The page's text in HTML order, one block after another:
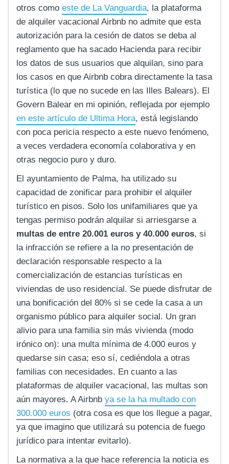
otros como este de La Vanguardia, la plataforma
de alquiler vacacional Airbnb no admite que esta
autorización para la cesión de datos se deba al
reglamento que ha sacado Hacienda para recibir
los datos de sus usuarios que alquilan, sino para
los casos en que Airbnb cobra directamente la tasa
turística (lo que no sucede en las Illes Balears). El
Govern Balear en mi opinión, reflejada por ejemplo
en este artículo de Ultima Hora, está legislando
con poca pericia respecto a este nuevo fenómeno,
a veces verdadera economía colaborativa y en
otras negocio puro y duro.
El ayuntamiento de Palma, ha utilizado su
capacidad de zonificar para prohibir el alquiler
turístico en pisos. Solo los unifamiliares que ya
tengas permiso podrán alquilar si arriesgarse a
multas de entre 20.001 euros y 40.000 euros, si
la infracción se refiere a la no presentación de
declaración responsable respecto a la
comercialización de estancias turísticas en
viviendas de uso residencial. Se puede disfrutar de
una bonificación del 80% si se cede la casa a un
organismo público para alquiler social. Un gran
alivio para una familia sin más vivienda (modo
irónico on): una multa mínima de 4.000 euros y
quedarse sin casa; eso sí, cediéndola a otras
familias con necesidades. En cuanto a las
plataformas de alquiler vacacional, las multas son
aún mayores. A Airbnb ya se la ha multado con
300.000 euros (otra cosa es que los llegue a pagar,
ya que imagino que utilizará su potencia de fuego
jurídico para intentar evitarlo).
La normativa a la que hace referencia la noticia es